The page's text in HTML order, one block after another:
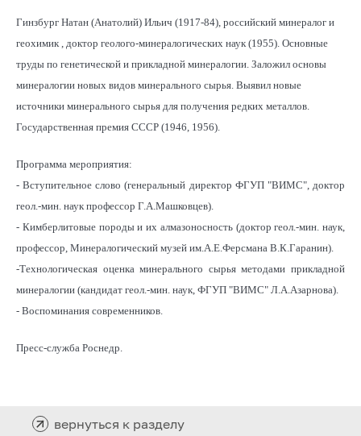
Гинзбург Натан (Анатолий) Ильич (1917-84), российский минералог и
геохимик , доктор геолого-минералогических наук (1955). Основные
труды по генетической и прикладной минералогии. Заложил основы
минералогии новых видов минерального сырья. Выявил новые
источники минерального сырья для получения редких металлов.
Государственная премия СССР (1946, 1956).
Программа мероприятия:
- Вступительное слово (генеральный директор ФГУП "ВИМС", доктор
геол.-мин. наук профессор Г.А.Машковцев).
- Кимберлитовые породы и их алмазоносность (доктор геол.-мин. наук,
профессор, Минералогический музей им.А.Е.Ферсмана В.К.Гаранин).
-Технологическая оценка минерального сырья методами прикладной
минералогии (кандидат геол.-мин. наук, ФГУП "ВИМС" Л.А.Азарнова).
- Воспоминания современников.
Пресс-служба Роснедр.
вернуться к разделу